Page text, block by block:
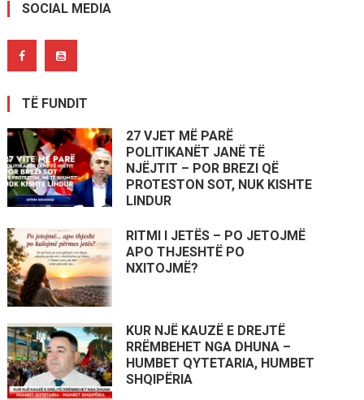
SOCIAL MEDIA
TË FUNDIT
27 VJET MË PARË
POLITIKANËT JANË TË
NJËJTIT – POR BREZI QË
PROTESTON SOT, NUK KISHTE
LINDUR
RITMI I JETËS – PO JETOJMË
APO THJESHTË PO
NXITOJMË?
KUR NJË KAUZË E DREJTË
RRËMBEHET NGA DHUNA –
HUMBET QYTETARIA, HUMBET
SHQIPËRIA